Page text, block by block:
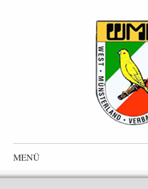
Landesverband 028 im
Bund
MENÜ
Zum Inhalt springen